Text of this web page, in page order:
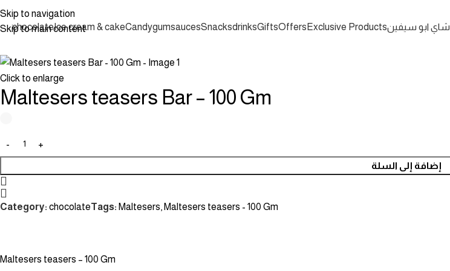
Skip to navigation
Skip to main content
chocolateIce cream & cakeCandygumsaucesSnacksdrinksGiftsOffers Exclusive Productsشاي ابو سيفين
Click to enlarge
Maltesers teasers Bar – 100 Gm
إضافة إلى السلة
Category: chocolateTags: Maltesers, Maltesers teasers - 100 Gm
Maltesers teasers – 100 Gm